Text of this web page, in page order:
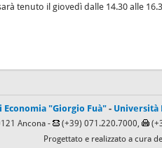
tenuto il giovedì dalle 14.30 alle
Economia "Giorgio Fuà" - Università
Ancona - (+39) 071.220.7000,
Progettato e realizzato a cura del